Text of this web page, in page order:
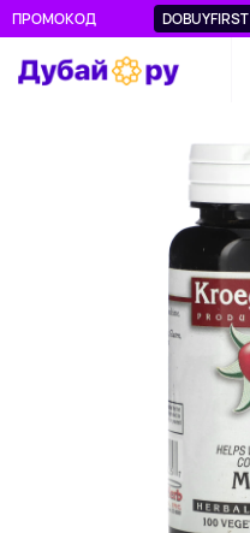
ПРОМОКОД DOBUYFIRST